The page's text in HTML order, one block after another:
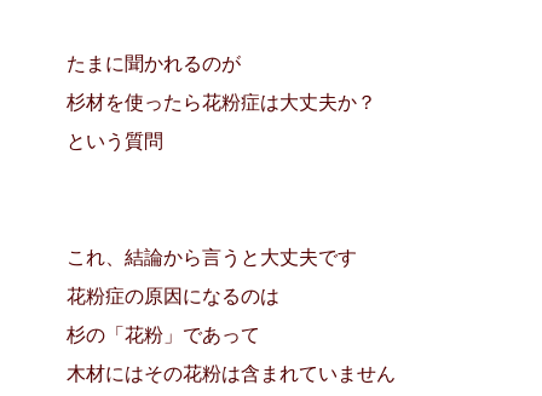
たまに聞かれるのが
杉材を使ったら花粉症は大丈夫か？
という質問
これ、結論から言うと大丈夫です
花粉症の原因になるのは
杉の「花粉」であって
木材にはその花粉は含まれていません